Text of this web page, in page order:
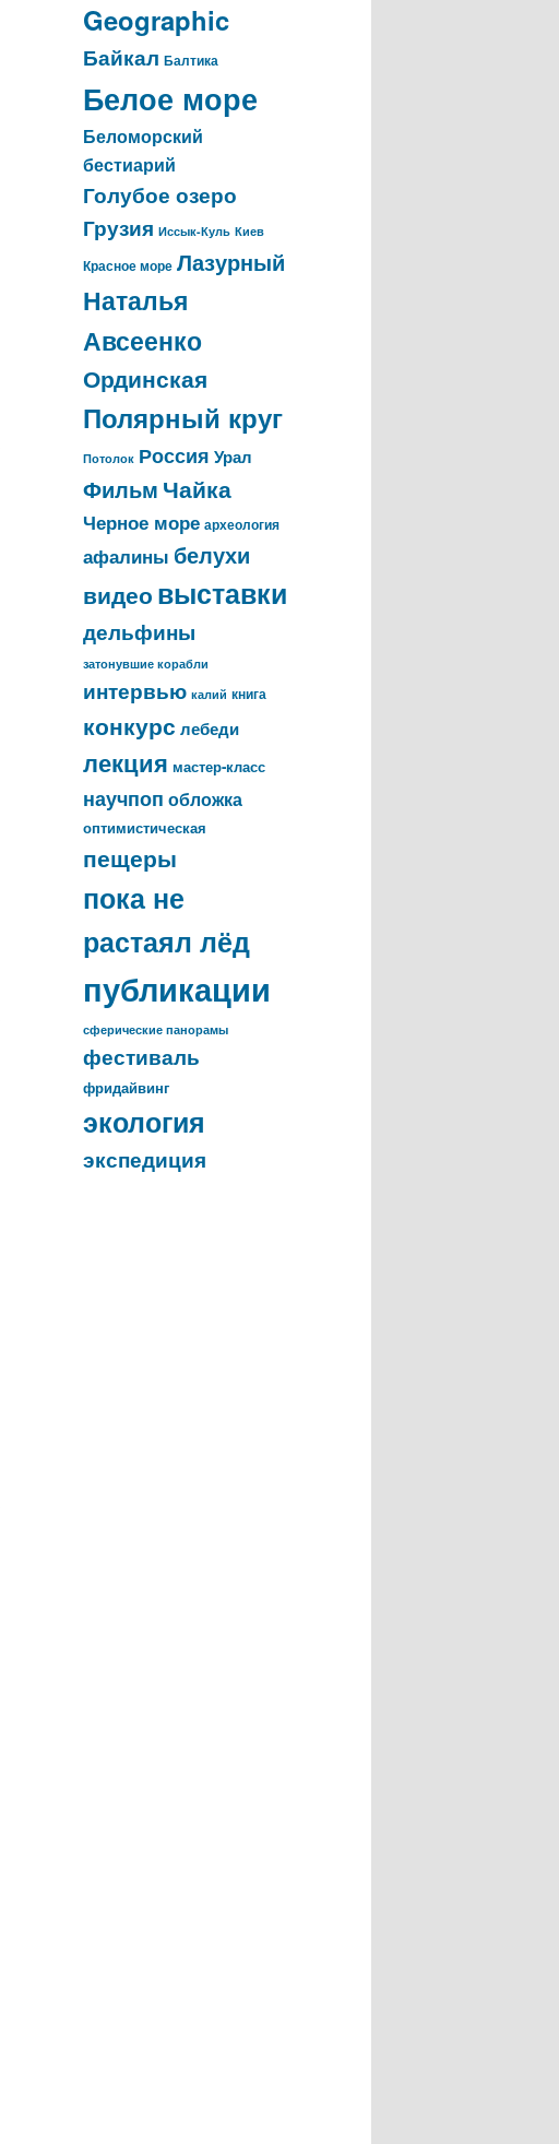
Geographic
Байкал Балтика
Белое море
Беломорский
бестиарий
Голубое озеро
Грузия Иссык-Куль Киев
Красное море Лазурный
Наталья
Авсеенко
Ординская
Полярный круг
Потолок Россия Урал
Фильм Чайка
Черное море археология
афалины белухи
видеовыставки
дельфины
затонувшие корабли
интервью калий книга
конкурс лебеди
лекция мастер-класс
научпоп обложка
оптимистическая
пещеры
пока не
растаял лёд
публикации
сферические панорамы
фестиваль
фридайвинг
экология
экспедиция